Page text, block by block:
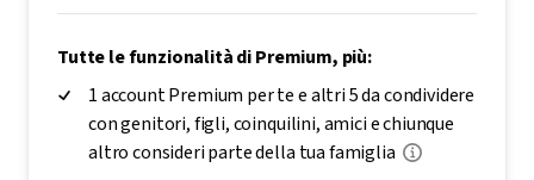
Tutte le funzionalità di Premium, più:
1 account Premium per te e altri 5 da condividere
con genitori, figli, coinquilini, amici e chiunque
altro consideri parte della tua famiglia